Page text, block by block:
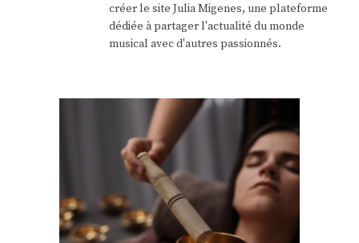
créer le site Julia Migenes, une plateforme
dédiée à partager l'actualité du monde
musical avec d'autres passionnés.